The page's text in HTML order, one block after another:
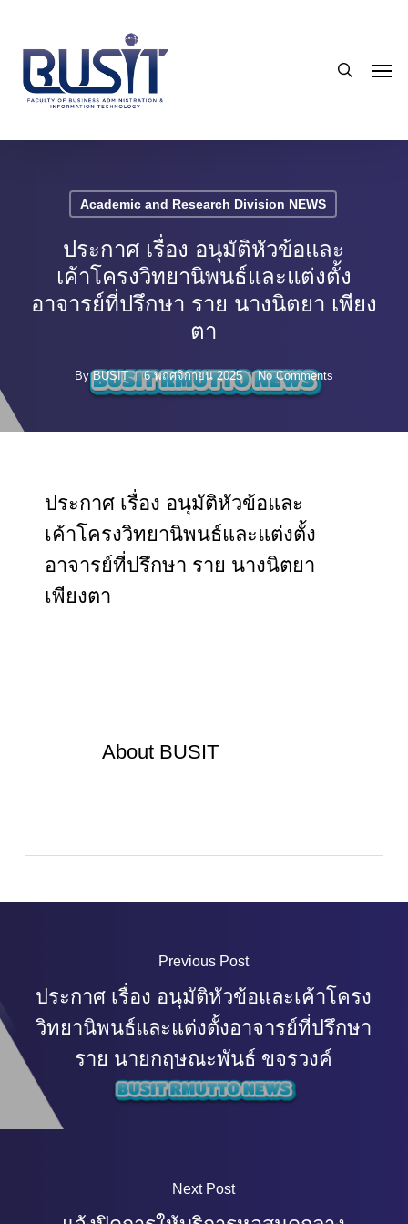
main
content
Academic and Research Division NEWS
ประกาศ เรื่อง อนุมัติหัวข้อและ
เค้าโครงวิทยานิพนธ์และแต่งตั้ง
อาจารย์ที่ปรึกษา ราย นางนิตยา เพียง
ตา
By BUSIT 6 พฤศจิกายน 2025 No Comments
ประกาศ เรื่อง อนุมัติหัวข้อและ
เค้าโครงวิทยานิพนธ์และแต่งตั้ง
อาจารย์ที่ปรึกษา ราย นางนิตยา
เพียงตา
AboutBUSIT
Previous Post
ประกาศ เรื่อง อนุมัติหัวข้อและเค้าโครง
วิทยานิพนธ์และแต่งตั้งอาจารย์ที่ปรึกษา
ราย นายกฤษณะพันธ์ ขจรวงค์
Next Post